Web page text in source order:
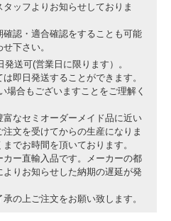
ッフよりお知らせしておりま
認・適合確認をすることも可能
下さい。
送可(営業日に限ります）。
即日発送することができます。
場合もございますことをご理解く
なセミオーダーメイド品に近い
文を受けてからの生産になりま
でお時間を頂いております。
ー直輸入品です。メーカーの都
りお知らせした納期の遅延が発
の上ご注文をお願い致します。